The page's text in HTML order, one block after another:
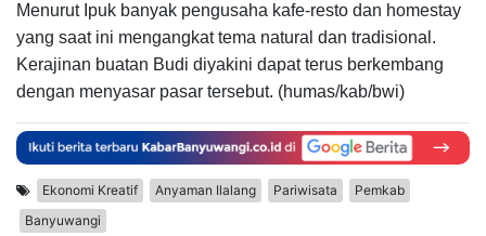
Menurut Ipuk banyak pengusaha kafe-resto dan homestay
yang saat ini mengangkat tema natural dan tradisional.
Kerajinan buatan Budi diyakini dapat terus berkembang
dengan menyasar pasar tersebut. (humas/kab/bwi)
Ekonomi Kreatif Anyaman Ilalang Pariwisata
Pemkab
Banyuwangi